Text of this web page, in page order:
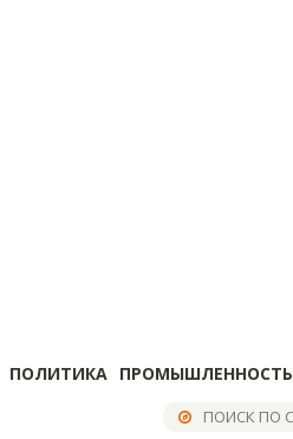
ПОЛИТИКА ПРОМЫШЛЕННОСТЬ